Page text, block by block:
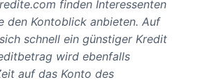
finden Interessenten
den Kontoblick anbieten. Auf
schnell ein günstiger Kredit
wird ebenfalls
auf das Konto des